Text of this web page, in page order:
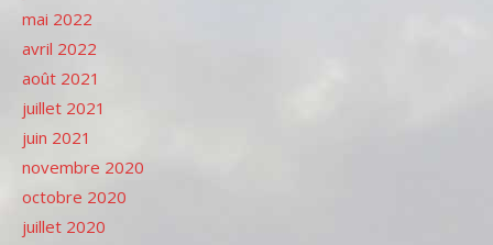
mai 2022
avril 2022
août 2021
juillet 2021
juin 2021
novembre 2020
octobre 2020
juillet 2020